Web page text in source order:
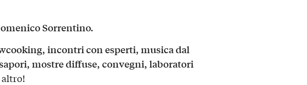
Sorrentino.
incontri con esperti, musica dal
mostre diffuse, convegni, laboratori